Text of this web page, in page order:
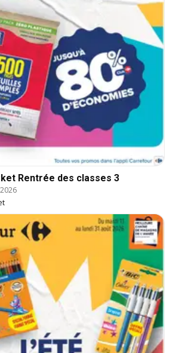
Rentrée des classes 3